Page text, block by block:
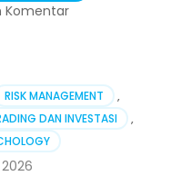
Komentarpada
Menyeimbangkan
Menulis,
Melukis,
RISK MANAGEMENT
,
DAN INVESTASI
,